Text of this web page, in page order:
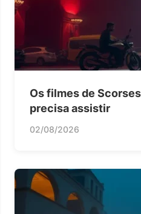
Os filmes de
precisa assistir
02/08/2026